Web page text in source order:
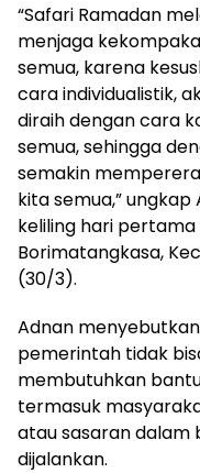
“Safari Ramadan
menjaga
semua, karena
cara individualistik,
diraih dengan cara
semua, sehingga
semakin
kita semua,”
keliling hari pertama
Borimatangkasa,
(30/3).
Adnan
pemerintah tidak
membutuhkan
termasuk
atau sasaran
dijalankan.